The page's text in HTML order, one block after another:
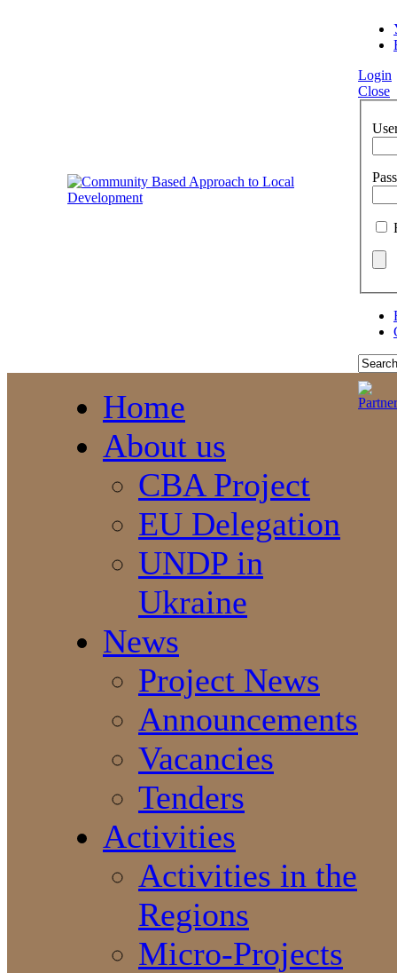
Login
Close
Home
About us
CBA Project
EU Delegation
UNDP in
Ukraine
News
Project News
Announcements
Vacancies
Tenders
Activities
Activities in the
Regions
Micro-Projects